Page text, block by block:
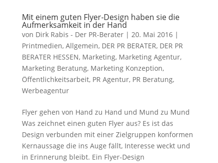
Mit einem guten Flyer-Design haben sie die
Aufmerksamkeit in der Hand
von Dirk Rabis - Der PR-Berater| 20. Mai 2016|
Printmedien, Allgemein, DER PR BERATER, DER PR
BERATER HESSEN, Marketing, Marketing Agentur,
Marketing Beratung, Marketing Konzeption,
Öffentlichkeitsarbeit, PR Agentur, PR Beratung,
Werbeagentur
Flyer gehen von Hand zu Hand und Mund zu Mund
Was zeichnet einen guten Flyer aus? Es ist das
Design verbunden mit einer Zielgruppen konformen
Kernaussage die ins Auge fällt, Interesse weckt und
in Erinnerung bleibt. Ein Flyer-Design